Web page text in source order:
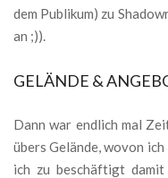
dem Publikum) zu
an ;)).
GELÄNDE &
Dann war endlich mal
übers Gelände, wovon
ich zu beschäftigt damit